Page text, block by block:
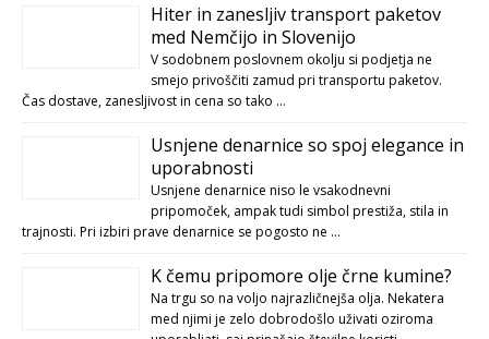
Hiter in zanesljiv transport paketov
med Nemčijo in Slovenijo
V sodobnem poslovnem okolju si podjetja ne
smejo privoščiti zamud pri transportu paketov.
Čas dostave, zanesljivost in cena so tako …
Usnjene denarnice so spoj elegance in
uporabnosti
Usnjene denarnice niso le vsakodnevni
pripomoček, ampak tudi simbol prestiža, stila in
trajnosti. Pri izbiri prave denarnice se pogosto ne …
K čemu pripomore olje črne kumine?
Na trgu so na voljo najrazličnejša olja. Nekatera
med njimi je zelo dobrodošlo uživati oziroma